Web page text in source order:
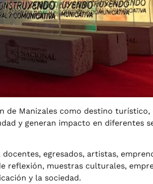
de Manizales como destino
y generan impacto en diferentes
egresados, artistas,
reflexión, muestras culturales,
y la sociedad.